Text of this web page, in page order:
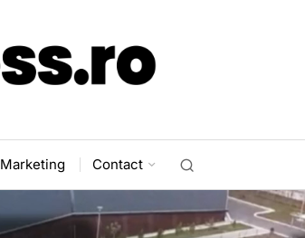
Marketing Contact